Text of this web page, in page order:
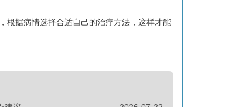
据病情选择合适自己的治疗方法，这样才能